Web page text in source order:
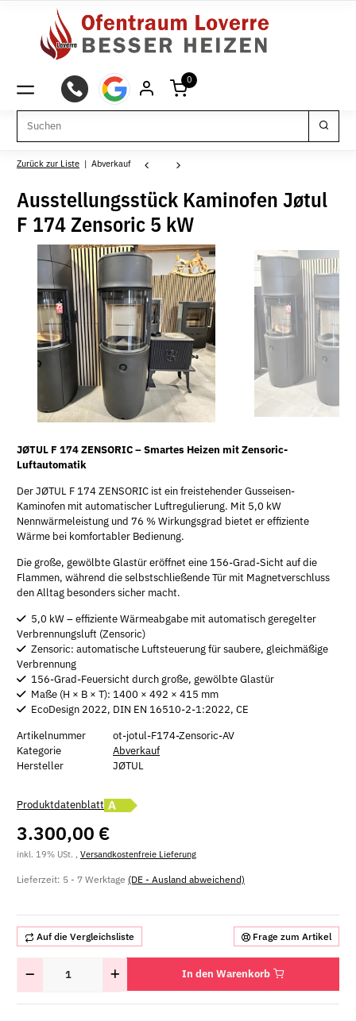
0
Zurück zur Liste Abverkauf
Ausstellungsstück Kaminofen Jøtul
F 174 Zensoric 5 kW
JØTUL F 174 ZENSORIC – Smartes Heizen mit Zensoric-
Luftautomatik
Der JØTUL F 174 ZENSORIC ist ein freistehender Gusseisen-
Kaminofen mit automatischer Luftregulierung. Mit 5,0 kW
Nennwärmeleistung und 76 % Wirkungsgrad bietet er effiziente
Wärme bei komfortabler Bedienung.
Die große, gewölbte Glastür eröffnet eine 156-Grad-Sicht auf die
Flammen, während die selbstschließende Tür mit Magnetverschluss
den Alltag besonders sicher macht.
5,0 kW – effiziente Wärmeabgabe mit automatisch geregelter
Verbrennungsluft (Zensoric)
Zensoric: automatische Luftsteuerung für saubere, gleichmäßige
Verbrennung
156-Grad-Feuersicht durch große, gewölbte Glastür
Maße (H × B × T): 1400 × 492 × 415 mm
EcoDesign 2022, DIN EN 16510-2-1:2022, CE
Artikelnummer
ot-jotul-F174-Zensoric-AV
Kategorie
Abverkauf
Hersteller
JØTUL
ProduktdatenblattEnergielabel A öffnen
3.300,00 €
inkl. 19% USt. , Versandkostenfreie Lieferung
Lieferzeit: 5 - 7 Werktage (DE - Ausland abweichend)
Auf die Vergleichsliste Frage zum Artikel
In den Warenkorb